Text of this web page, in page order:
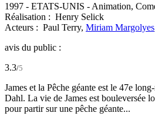
1997 - ETATS-UNIS - Animation,
Réalisation : Henry Selick
Acteurs : Paul Terry, Miriam Margolyes
avis du public :
3.3/5
James et la Pêche géante est le 47e
Dahl. La vie de James est bouleversée
pour partir sur une pêche géante...